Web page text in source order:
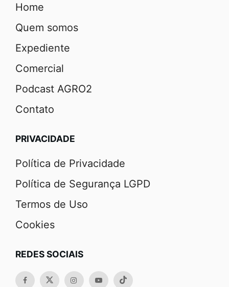
Home
Quem somos
Expediente
Comercial
Podcast AGRO2
Contato
PRIVACIDADE
Política de Privacidade
Política de Segurança LGPD
Termos de Uso
Cookies
REDES SOCIAIS